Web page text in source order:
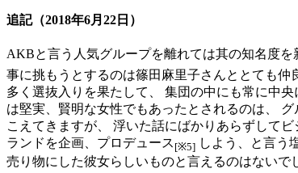
追記（2018年6月22日）
AKBと言う人気グループを離れては其の知名度
事に挑もうとするのは篠田麻里子さんととても仲
多く選抜入りを果たして、 集団の中にも常に中
は堅実、賢明な女性でもあったとされるのは、
こえてきますが、 浮いた話にばかりあらずして
ランドを企画、プロデュース [※5] しよう、と言う
売り物にした彼女らしいものと言えるのはないで